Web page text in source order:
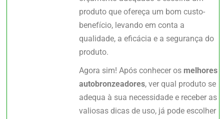
produto que ofereça um bom custo-
benefício, levando em conta a
qualidade, a eficácia e a segurança do
produto.
Agora sim! Após conhecer os melhores
autobronzeadores, ver qual produto se
adequa à sua necessidade e receber as
valiosas dicas de uso, já pode escolher